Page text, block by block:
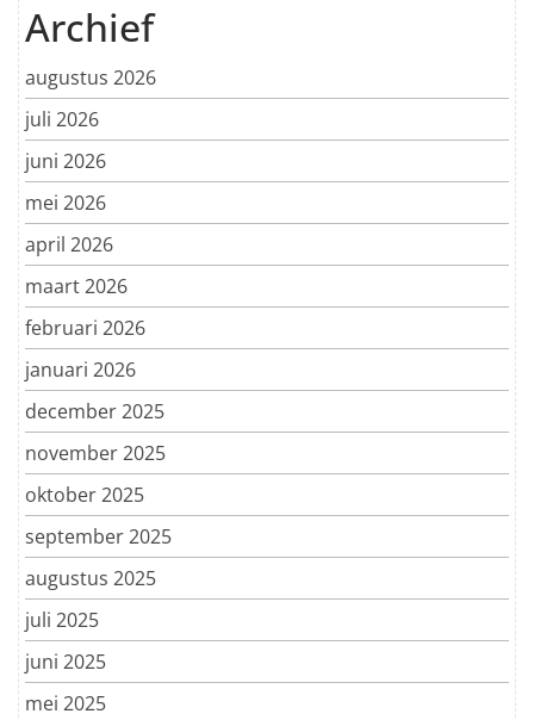
Archief
augustus 2026
juli 2026
juni 2026
mei 2026
april 2026
maart 2026
februari 2026
januari 2026
december 2025
november 2025
oktober 2025
september 2025
augustus 2025
juli 2025
juni 2025
mei 2025